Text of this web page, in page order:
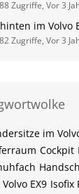
Zugriffe, Vor 3
im Volvo
Zugriffe, Vor 3
im
Cockpit
EX9 Isofix